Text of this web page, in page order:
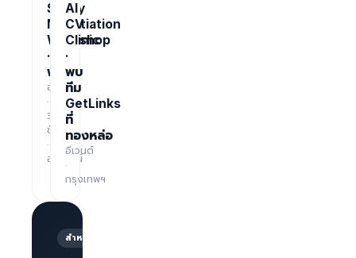
Salary
Negotiation
Workshop
·
ฟรี
อบรม
·
3
ชั่วโมง
·
ออนไลน์
AI
CV
Clinic
·
พบ
ทีม
GetLinks
ที่
ทองหล่อ
อีเวนต์
·
กรุงเทพฯ
สำหรับนายจ้าง